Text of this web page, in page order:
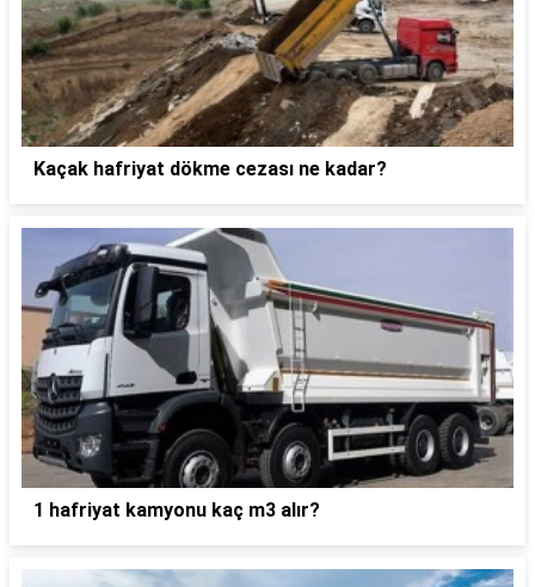
Kaçak hafriyat dökme cezası ne kadar?
1 hafriyat kamyonu kaç m3 alır?